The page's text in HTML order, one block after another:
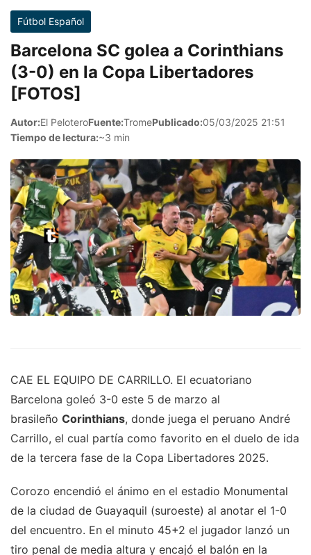
Fútbol Español
Barcelona SC golea a Corinthians
(3-0) en la Copa Libertadores
[FOTOS]
Autor:El PeloteroFuente:TromePublicado:05/03/2025 21:51
Tiempo de lectura:~3 min
CAE EL EQUIPO DE CARRILLO. El ecuatoriano
Barcelona goleó 3-0 este 5 de marzo al
brasileño Corinthians, donde juega el peruano André
Carrillo, el cual partía como favorito en el duelo de ida
de la tercera fase de la Copa Libertadores 2025.
Corozo encendió el ánimo en el estadio Monumental
de la ciudad de Guayaquil (suroeste) al anotar el 1-0
del encuentro. En el minuto 45+2 el jugador lanzó un
tiro penal de media altura y encajó el balón en la